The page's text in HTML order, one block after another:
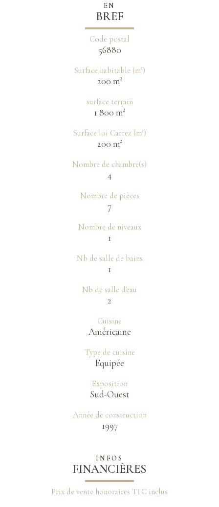
EN
BREF
Code postal
56880
Surface habitable (m²)
200 m²
surface terrain
1 800 m²
Surface loi Carrez (m²)
200 m²
Nombre de chambre(s)
4
Nombre de pièces
7
Nombre de niveaux
1
Nb de salle de bains
1
Nb de salle d'eau
2
Cuisine
Américaine
Type de cuisine
Equipée
Exposition
Sud-Ouest
Année de construction
1997
INFOS
FINANCIÈRES
Prix de vente honoraires TTC inclus